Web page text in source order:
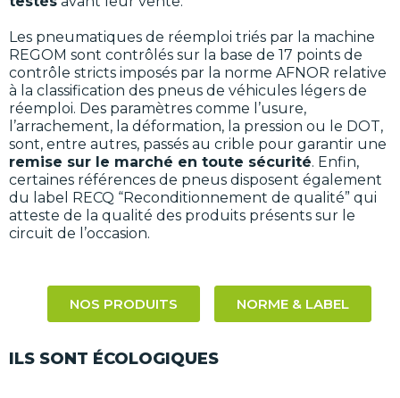
Les pneumatiques de réemploi triés par la machine
REGOM sont contrôlés sur la base de 17 points de
contrôle stricts imposés par la norme AFNOR relative
à la classification des pneus de véhicules légers de
réemploi. Des paramètres comme l’usure,
l’arrachement, la déformation, la pression ou le DOT,
sont, entre autres, passés au crible pour garantir une
remise sur le marché en toute sécurité. Enfin,
certaines références de pneus disposent également
du label RECQ “Reconditionnement de qualité” qui
atteste de la qualité des produits présents sur le
circuit de l’occasion.
NOS PRODUITS NORME & LABEL
ILS SONT ÉCOLOGIQUES